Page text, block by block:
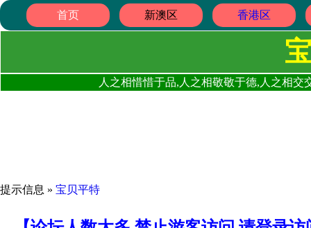
首页 新澳区 香港区
人之相惜惜于品,人之相敬敬于德,人之相
提示信息 » 宝贝平特